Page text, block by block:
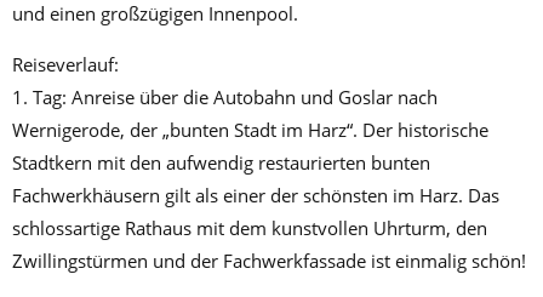
und einen großzügigen Innenpool.
Reiseverlauf:
1. Tag: Anreise über die Autobahn und Goslar nach
Wernigerode, der „bunten Stadt im Harz“. Der historische
Stadtkern mit den aufwendig restaurierten bunten
Fachwerkhäusern gilt als einer der schönsten im Harz. Das
schlossartige Rathaus mit dem kunstvollen Uhrturm, den
Zwillingstürmen und der Fachwerkfassade ist einmalig schön!